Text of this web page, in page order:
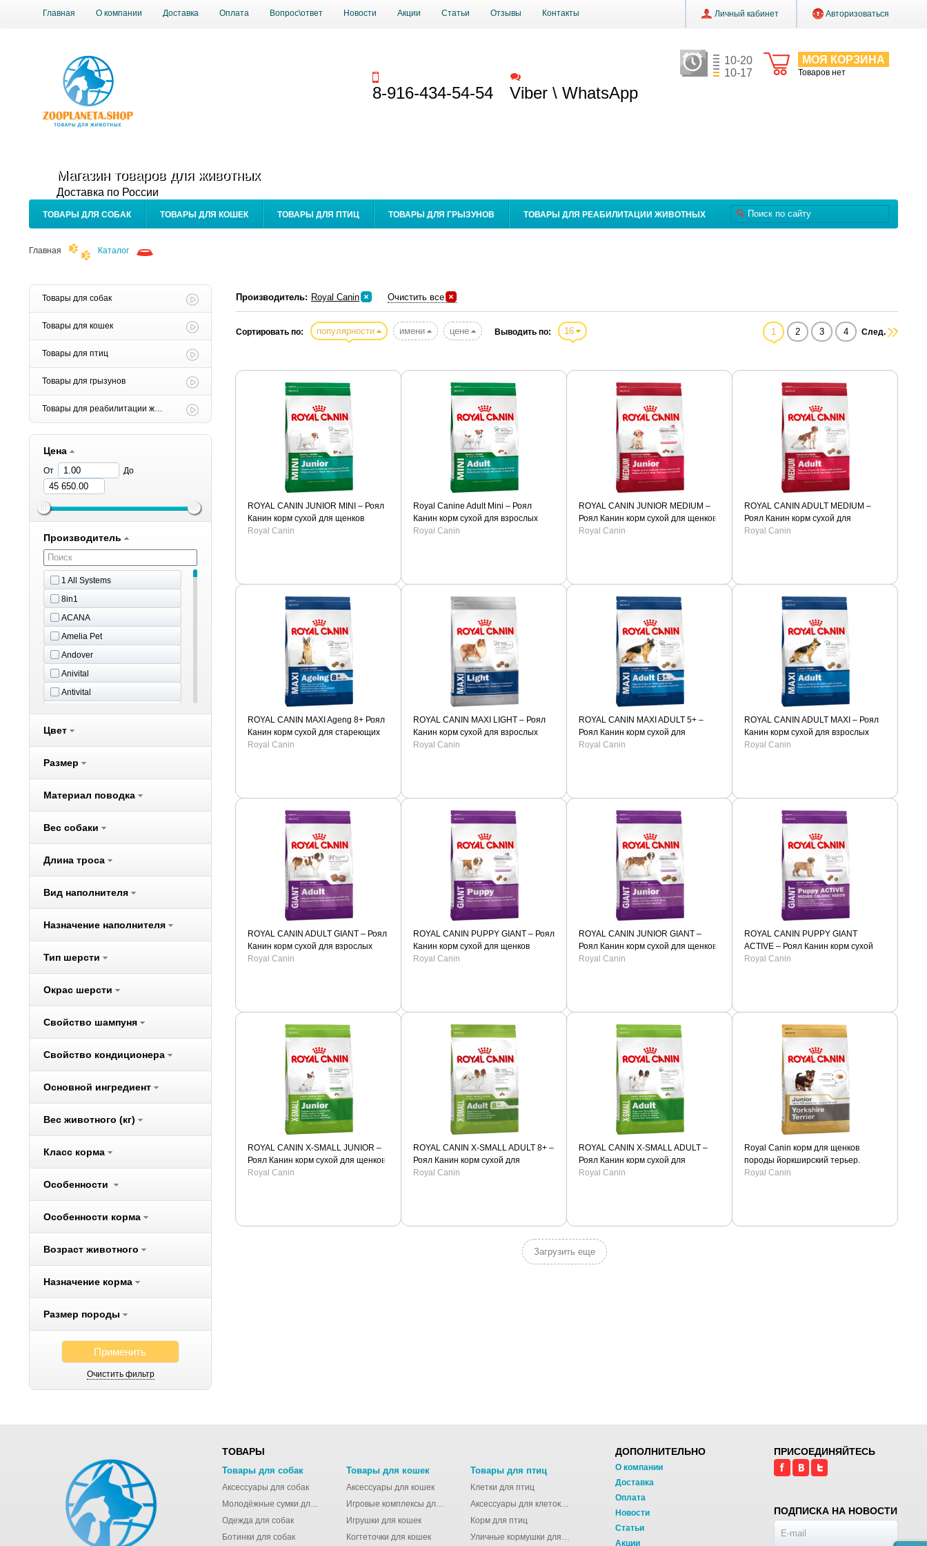
Главная О компании Доставка Оплата Вопрос\ответ Новости Акции Статьи Отзывы Контакты Личный кабинет Авторизоваться
МОЯ КОРЗИНА
Товаров нет
10-20
10-17
Магазин товаров для животных
Доставка по России
8-916-434-54-54 Viber \ WhatsApp
ТОВАРЫ ДЛЯ СОБАК ТОВАРЫ ДЛЯ КОШЕК ТОВАРЫ ДЛЯ ПТИЦ ТОВАРЫ ДЛЯ ГРЫЗУНОВ ТОВАРЫ ДЛЯ РЕАБИЛИТАЦИИ ЖИВОТНЫХ
Главная Каталог
Товары для собак
Товары для кошек
Товары для птиц
Товары для грызунов
Товары для реабилитации животных
Цена
От До
Производитель
1 All Systems
8in1
ACANA
Amelia Pet
Andover
Anivital
Antivital
Aromadog
Audi
Beeztees
Better Way
Bewi Dog
BIO-GROOM
Biokat's
CarniLove
Cat Step
Cats Best
Chipsi
Darsi
Dezzie
Dogma
Ever Clean
Fiory
Fizzion
Flexi
Gelacan
Gemon
Hill`s
Hing
Hunter
IMAC
Цвет
Размер
Материал поводка
Вес собаки
Длина троса
Вид наполнителя
Назначение наполнителя
Тип шерсти
Окрас шерсти
Свойство шампуня
Свойство кондиционера
Основной ингредиент
Вес животного (кг)
Класс корма
Особенности
Особенности корма
Возраст животного
Назначение корма
Размер породы
Применить
Очистить фильтр
Производитель: Royal Canin Очистить все
1 2 3 4 След.
Сортировать по: популярности имени цене Выводить по: 16
ROYAL CANIN JUNIOR MINI – Роял
Канин корм сухой для щенков
мелких пород.
Royal Canin
Royal Canine Adult Mini – Роял
Канин корм сухой для взрослых
собак мелких пород
Royal Canin
ROYAL CANIN JUNIOR MEDIUM –
Роял Канин корм сухой для щенков
средних пород.
Royal Canin
ROYAL CANIN ADULT MEDIUM –
Роял Канин корм сухой для
взрослых собак средних пород.
Royal Canin
ROYAL CANIN MAXI Ageng 8+ Роял
Канин корм сухой для стареющих
собак крупных размеров.
Royal Canin
ROYAL CANIN MAXI LIGHT – Роял
Канин корм сухой для взрослых
собак крупных пород, склонных к
Royal Canin
ROYAL CANIN MAXI ADULT 5+ –
Роял Канин корм сухой для
пожилых собак крупных пород.
Royal Canin
ROYAL CANIN ADULT MAXI – Роял
Канин корм сухой для взрослых
собак крупных пород.
Royal Canin
ROYAL CANIN ADULT GIANT – Роял
Канин корм сухой для взрослых
собак гигантских пород.
Royal Canin
ROYAL CANIN PUPPY GIANT – Роял
Канин корм сухой для щенков
гигантских пород
Royal Canin
ROYAL CANIN JUNIOR GIANT –
Роял Канин корм сухой для щенков
гигантских пород
Royal Canin
ROYAL CANIN PUPPY GIANT
ACTIVE – Роял Канин корм сухой
для щенков гигантских пород с
Royal Canin
ROYAL CANIN X-SMALL JUNIOR –
Роял Канин корм сухой для щенков
миниатюрных пород.
Royal Canin
ROYAL CANIN X-SMALL ADULT 8+ –
Роял Канин корм сухой для
пожилых собак миниатюрных
Royal Canin
ROYAL CANIN X-SMALL ADULT –
Роял Канин корм сухой для
взрослых собак миниатюрных
Royal Canin
Royal Canin корм для щенков
породы йоркширский терьер.
Royal Canin
Загрузить еще
ТОВАРЫ
Товары для собак
Аксессуары для собак
Молодёжные сумки для девушек
Одежда для собак
Ботинки для собак
Товары для кошек
Аксессуары для кошек
Игровые комплексы для кошек
Игрушки для кошек
Когтеточки для кошек
Товары для птиц
Клетки для птиц
Аксессуары для клеток для птиц
Корм для птиц
Уличные кормушки для птиц
ДОПОЛНИТЕЛЬНО
О компании
Доставка
Оплата
Новости
Статьи
Акции
ПРИСОЕДИНЯЙТЕСЬ
ПОДПИСКА НА НОВОСТИ